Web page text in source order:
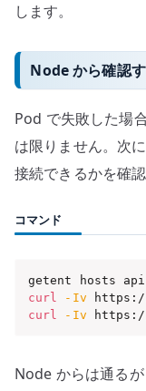
します。
Node から確認
Pod で失敗した場
は限りません。次
接続できるかを確認
コマンド
curl
-Iv
curl
-Iv https://
Node からは通るが